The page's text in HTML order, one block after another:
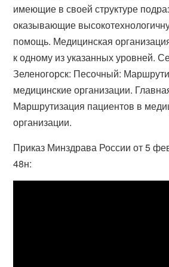
имеющие в своей структуре
оказывающие
помощь. Медицинская
к одному из указанных уровней.
Зеленогорск: Песочный:
медицинские организации.
Маршрутизация пациентов в
организации.
Приказ Минздрава России от 5
48н: